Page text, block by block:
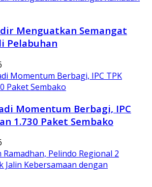
Menguatkan Semangat
Pelabuhan
Momentum Berbagi, IPC
1.730 Paket Sembako